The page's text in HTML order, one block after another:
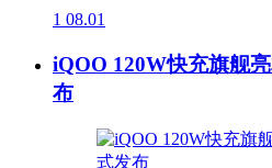
1 08.01
iQOO 120W快充旗舰
布